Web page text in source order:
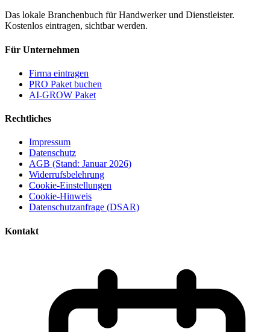
Das lokale Branchenbuch für Handwerker und Dienstleister.
Kostenlos eintragen, sichtbar werden.
Für Unternehmen
Firma eintragen
PRO Paket buchen
AI-GROW Paket
Rechtliches
Impressum
Datenschutz
AGB (Stand: Januar 2026)
Widerrufsbelehrung
Cookie-Einstellungen
Cookie-Hinweis
Datenschutzanfrage (DSAR)
Kontakt